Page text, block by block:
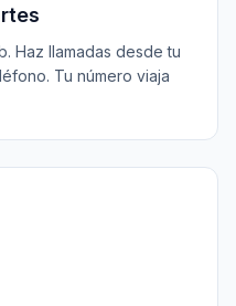
Haz llamadas desde tu
Tu número viaja